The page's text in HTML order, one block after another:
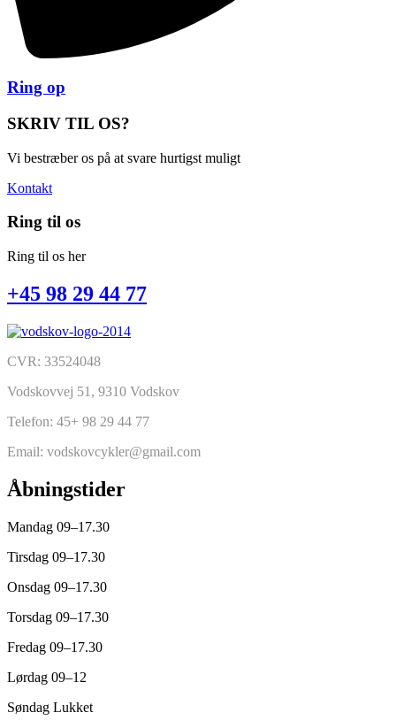
Ring op
SKRIV TIL OS?
Vi bestræber os på at svare hurtigst muligt
Kontakt
Ring til os
Ring til os her
+45 98 29 44 77
CVR: 33524048
Vodskovvej 51, 9310 Vodskov
Telefon: 45+ 98 29 44 77
Email: vodskovcykler@gmail.com
Åbningstider
Mandag 09–17.30
Tirsdag 09–17.30
Onsdag 09–17.30
Torsdag 09–17.30
Fredag 09–17.30
Lørdag 09–12
Søndag Lukket